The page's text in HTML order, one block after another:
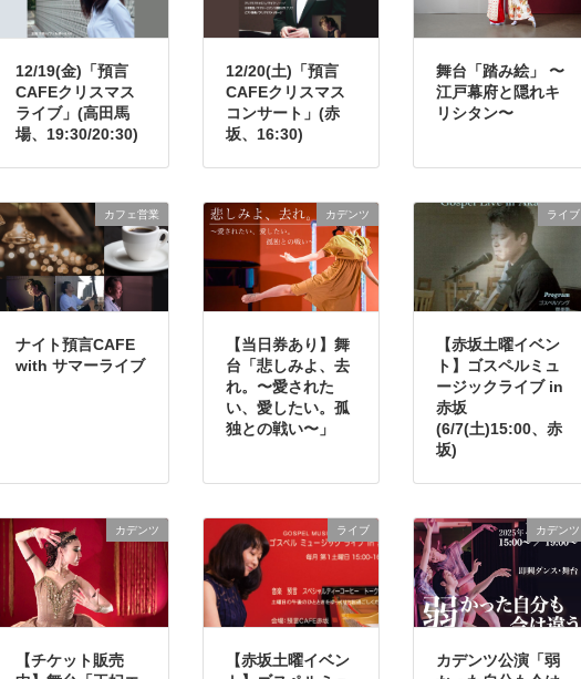
12/19(金)「預言
CAFEクリスマス
ライブ」(高田馬
場、19:30/20:30)
12/20(土)「預言
CAFEクリスマス
コンサート」(赤
坂、16:30)
舞台「踏み絵」 〜
江戸幕府と隠れキ
リシタン〜
カフェ営業
ナイト預言CAFE
with サマーライブ
カデンツ
【当日券あり】舞
台「悲しみよ、去
れ。〜愛された
い、愛したい。孤
独との戦い〜」
ライブ
【赤坂土曜イベン
ト】ゴスペルミュ
ージックライブ in
赤坂
(6/7(土)15:00、赤
坂)
カデンツ
【チケット販売
ライブ
【赤坂土曜イベン
カデンツ
カデンツ公演「弱